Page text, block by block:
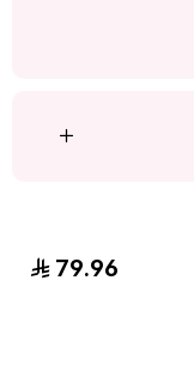
79.96